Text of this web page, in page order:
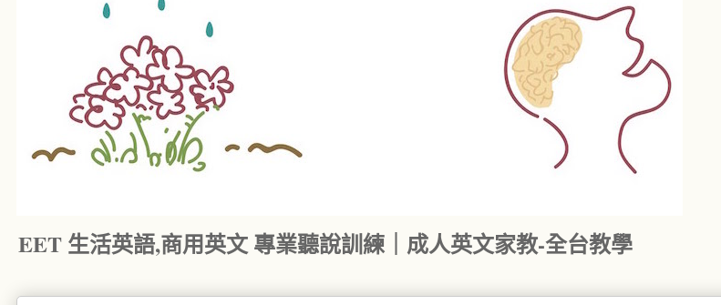
EET 生活英語,商用英文 專業聽說訓練｜成人英文家教-全台教學